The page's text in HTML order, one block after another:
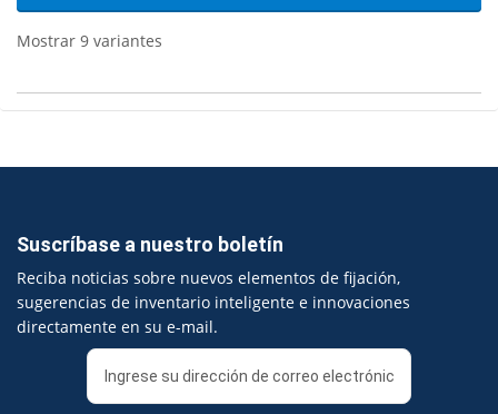
Mostrar 9 variantes
Suscríbase a nuestro boletín
Reciba noticias sobre nuevos elementos de fijación,
sugerencias de inventario inteligente e innovaciones
directamente en su e-mail.